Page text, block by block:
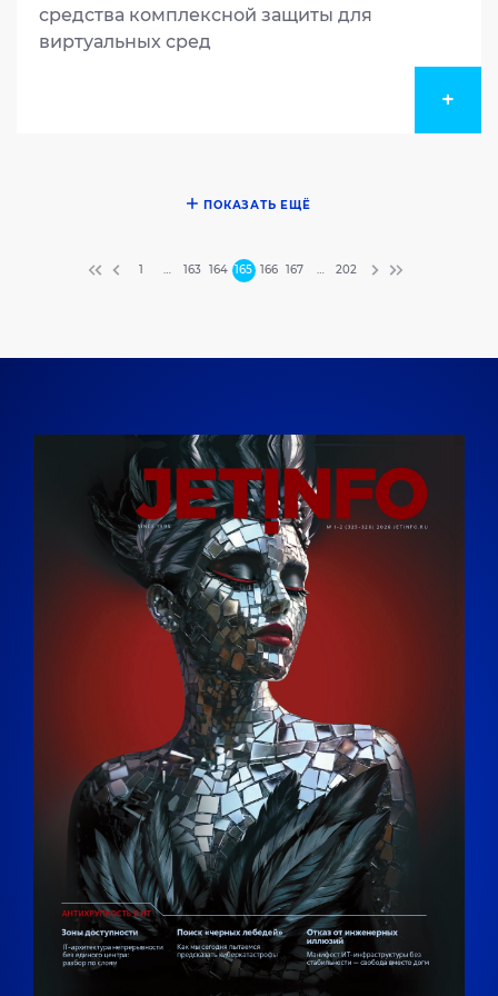
средства комплексной защиты для
виртуальных сред
+
1 … 163 164 165 166 167 … 202
ПОКАЗАТЬ ЕЩЁ